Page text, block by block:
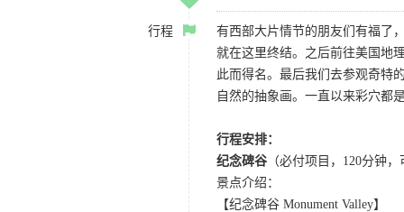
行程
有西部大片情节的朋友们有福了
就在这里终结。之后前往美国地
此而得名。最后我们去参观奇特
自然的抽象画。一直以来彩穴都
行程安排：
纪念碑谷 （必付项目，120分钟
景点介绍：
【纪念碑谷 Monument Valley】